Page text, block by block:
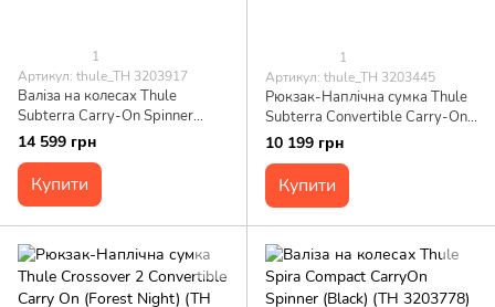
1
Артикул: thule_TH 3203917
Валіза на колесах Thule
Subterra Carry-On Spinner
(Ember) (TH 3203917)
14 599 грн
Купити
1
Артикул: thule_TH 3203445
Рюкзак-Наплічна сумка Thule
Subterra Convertible Carry-On
(Ember) (TH 3203445)
10 199 грн
Купити